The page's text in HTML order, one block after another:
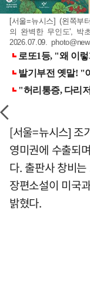
[서울=뉴시스] (왼쪽부
의 완벽한 무인도', 박
2026.07.09.
[서울=뉴시스] 조
영미권에 수출되
다. 출판사 창비
장편소설이 미국
밝혔다.